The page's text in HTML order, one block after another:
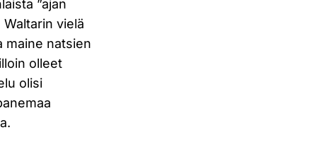
”ajan
vielä
maine natsien
olleet
olisi